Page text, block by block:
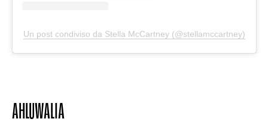
Un post condiviso da Stella McCartney (@stellamccartney)
AHLUWALIA